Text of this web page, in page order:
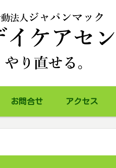
お問合せ アクセス